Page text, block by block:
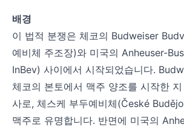
배경
이 법적 분쟁은 체코의 Budweiser
예비체 주조장)와 미국의 Anheuser-
InBev) 사이에서 시작되었습니다.
체코의 본토에서 맥주 양조를 시작한
사로, 체스케 부두예비체(České
맥주로 유명합니다. 반면에 미국의